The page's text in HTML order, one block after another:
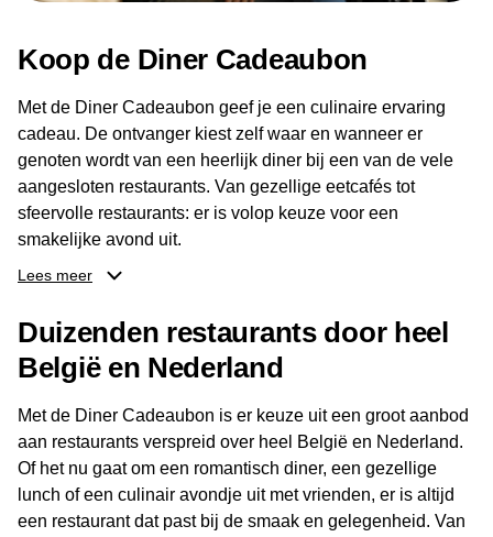
Koop de Diner Cadeaubon
Met de Diner Cadeaubon geef je een culinaire ervaring
cadeau. De ontvanger kiest zelf waar en wanneer er
genoten wordt van een heerlijk diner bij een van de vele
aangesloten restaurants. Van gezellige eetcafés tot
sfeervolle restaurants: er is volop keuze voor een
smakelijke avond uit.
ontvanger eenvoudig een locatie kiezen die past bij de
smaak en gelegenheid. Zo geeft de Diner Cadeaubon niet
alleen een diner, maar ook een gezellig moment om
Lees meer
Duizenden restaurants door heel
België en Nederland
Met de Diner Cadeaubon is er keuze uit een groot aanbod
aan restaurants verspreid over heel België en Nederland.
Of het nu gaat om een romantisch diner, een gezellige
lunch of een culinair avondje uit met vrienden, er is altijd
een restaurant dat past bij de smaak en gelegenheid. Van